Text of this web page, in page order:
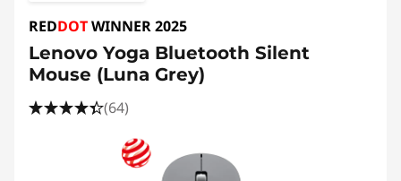
REDDOTWINNER 2025
Lenovo Yoga Bluetooth Silent
Mouse (Luna Grey)
(64)